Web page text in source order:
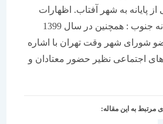
به شهر آفتاب. اظهارات
متناقض در مورد پایانه جنوب : همچنین در سال 1399
شهر وقت تهران با اشاره
نظیر حضور معتادان و
این مقاله: